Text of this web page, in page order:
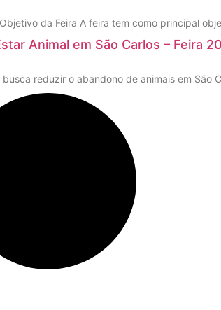
da Feira A feira tem como principal
Animal em São Carlos – Feira
reduzir o abandono de animais em São